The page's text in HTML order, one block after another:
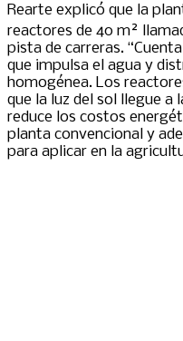
Rearte explicó que la
reactores de 40 m²
pista de carreras.
que impulsa el agua y
homogénea. Los
que la luz del sol llegue a
reduce los costos
planta convencional y
para aplicar en la